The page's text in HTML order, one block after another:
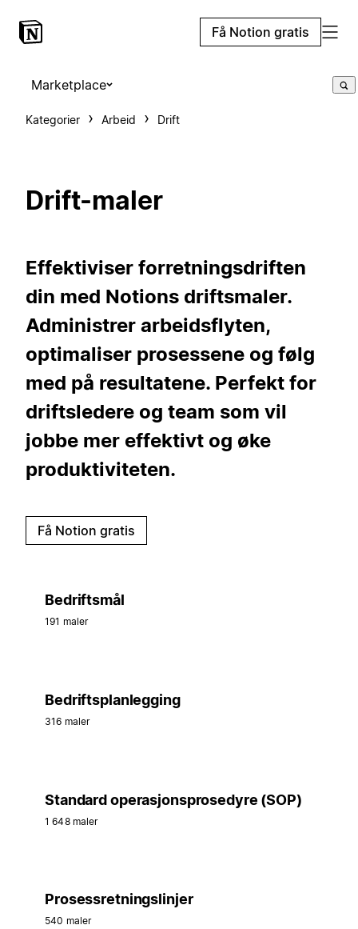
Få Notion gratis
Marketplace
Kategorier Arbeid Drift
Drift-maler
Effektiviser forretningsdriften
din med Notions driftsmaler.
Administrer arbeidsflyten,
optimaliser prosessene og følg
med på resultatene. Perfekt for
driftsledere og team som vil
jobbe mer effektivt og øke
produktiviteten.
Få Notion gratis
Bedriftsmål
191 maler
Bedriftsplanlegging
316 maler
Standard operasjonsprosedyre (SOP)
1 648 maler
Prosessretningslinjer
540 maler